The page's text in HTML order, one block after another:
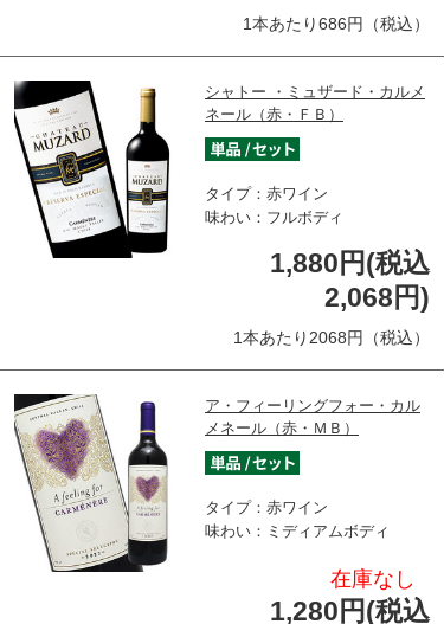
1本あたり686円（税込）
シャトー ・ミュザード・カルメ
ネール（赤・ＦＢ）
タイプ：赤ワイン
味わい：フルボディ
1,880円(税込
2,068円)
1本あたり2068円（税込）
ア・フィーリングフォー・カル
メネール（赤・ＭＢ）
タイプ：赤ワイン
味わい：ミディアムボディ
在庫なし
1,280円(税込